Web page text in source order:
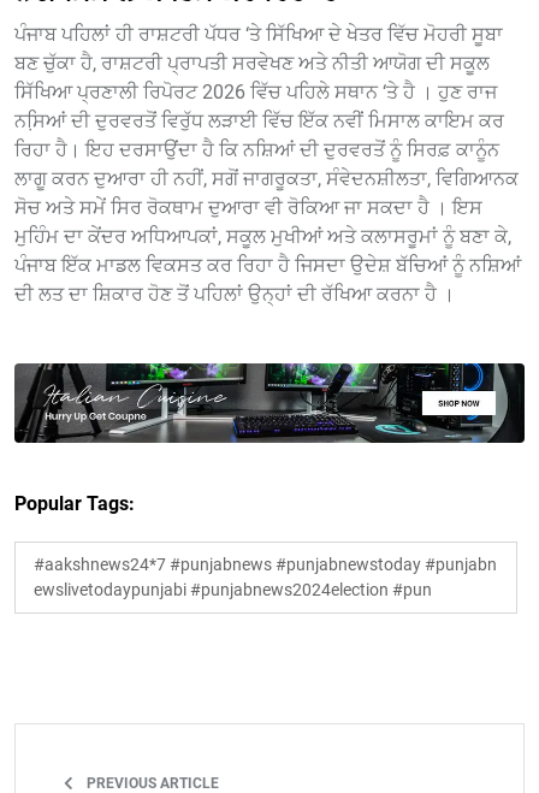
ਪੰਜਾਬ ਪਹਿਲਾਂ ਹੀ ਰਾਸ਼ਟਰੀ ਪੱਧਰ ‘ਤੇ ਸਿੱਖਿਆ ਦੇ ਖੇਤਰ ਵਿੱਚ ਮੋਹਰੀ ਸੂਬਾ
ਬਣ ਚੁੱਕਾ ਹੈ, ਰਾਸ਼ਟਰੀ ਪ੍ਰਾਪਤੀ ਸਰਵੇਖਣ ਅਤੇ ਨੀਤੀ ਆਯੋਗ ਦੀ ਸਕੂਲ
ਸਿੱਖਿਆ ਪ੍ਰਣਾਲੀ ਰਿਪੋਰਟ 2026 ਵਿੱਚ ਪਹਿਲੇ ਸਥਾਨ ‘ਤੇ ਹੈ । ਹੁਣ ਰਾਜ
ਨਸਿ਼ਆਂ ਦੀ ਦੁਰਵਰਤੋਂ ਵਿਰੁੱਧ ਲੜਾਈ ਵਿੱਚ ਇੱਕ ਨਵੀਂ ਮਿਸਾਲ ਕਾਇਮ ਕਰ
ਰਿਹਾ ਹੈ। ਇਹ ਦਰਸਾਉਂਦਾ ਹੈ ਕਿ ਨਸ਼ਿਆਂ ਦੀ ਦੁਰਵਰਤੋਂ ਨੂੰ ਸਿਰਫ਼ ਕਾਨੂੰਨ
ਲਾਗੂ ਕਰਨ ਦੁਆਰਾ ਹੀ ਨਹੀਂ, ਸਗੋਂ ਜਾਗਰੂਕਤਾ, ਸੰਵੇਦਨਸ਼ੀਲਤਾ, ਵਿਗਿਆਨਕ
ਸੋਚ ਅਤੇ ਸਮੇਂ ਸਿਰ ਰੋਕਥਾਮ ਦੁਆਰਾ ਵੀ ਰੋਕਿਆ ਜਾ ਸਕਦਾ ਹੈ । ਇਸ
ਮੁਹਿੰਮ ਦਾ ਕੇਂਦਰ ਅਧਿਆਪਕਾਂ, ਸਕੂਲ ਮੁਖੀਆਂ ਅਤੇ ਕਲਾਸਰੂਮਾਂ ਨੂੰ ਬਣਾ ਕੇ,
ਪੰਜਾਬ ਇੱਕ ਮਾਡਲ ਵਿਕਸਤ ਕਰ ਰਿਹਾ ਹੈ ਜਿਸਦਾ ਉਦੇਸ਼ ਬੱਚਿਆਂ ਨੂੰ ਨਸ਼ਿਆਂ
ਦੀ ਲਤ ਦਾ ਸ਼ਿਕਾਰ ਹੋਣ ਤੋਂ ਪਹਿਲਾਂ ਉਨ੍ਹਾਂ ਦੀ ਰੱਖਿਆ ਕਰਨਾ ਹੈ ।
Popular Tags:
#aakshnews24*7 #punjabnews #punjabnewstoday #punjabn
ewslivetodaypunjabi #punjabnews2024election #pun
PREVIOUS ARTICLE